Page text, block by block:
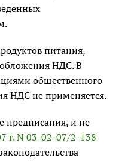
питания,
НДС. В
общественного
НДС не применяется.
предписания, и не
г. N 03-02-07/2-138